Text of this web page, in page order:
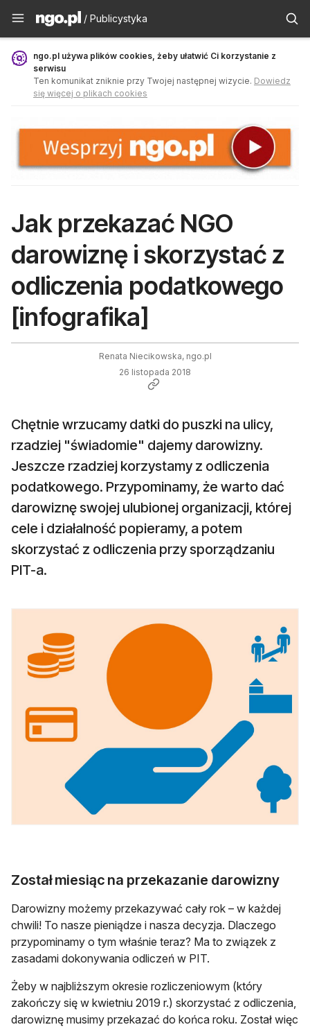
Publicystyka - ngo.pl
/ Publicystyka
ngo.pl używa plików cookies, żeby ułatwić Ci korzystanie z
serwisu
Ten komunikat zniknie przy Twojej następnej wizycie. Dowiedz
się więcej o plikach cookies
Jak przekazać NGO
darowiznę i skorzystać z
odliczenia podatkowego
[infografika]
Renata Niecikowska, ngo.pl
26 listopada 2018
Chętnie wrzucamy datki do puszki na ulicy,
rzadziej "świadomie" dajemy darowizny.
Jeszcze rzadziej korzystamy z odliczenia
podatkowego. Przypominamy, że warto dać
darowiznę swojej ulubionej organizacji, której
cele i działalność popieramy, a potem
skorzystać z odliczenia przy sporządzaniu
PIT-a.
Został miesiąc na przekazanie darowizny
Darowizny możemy przekazywać cały rok – w każdej
chwili! To nasze pieniądze i nasza decyzja. Dlaczego
przypominamy o tym właśnie teraz? Ma to związek z
zasadami dokonywania odliczeń w PIT.
Żeby w najbliższym okresie rozliczeniowym (który
zakończy się w kwietniu 2019 r.) skorzystać z odliczenia,
darowiznę musimy przekazać do końca roku. Został więc